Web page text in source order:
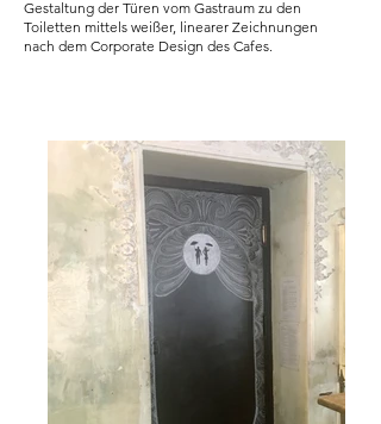
Gestaltung der Türen vom Gastraum zu den
Toiletten mittels weißer, linearer Zeichnungen
nach dem Corporate Design des Cafes.